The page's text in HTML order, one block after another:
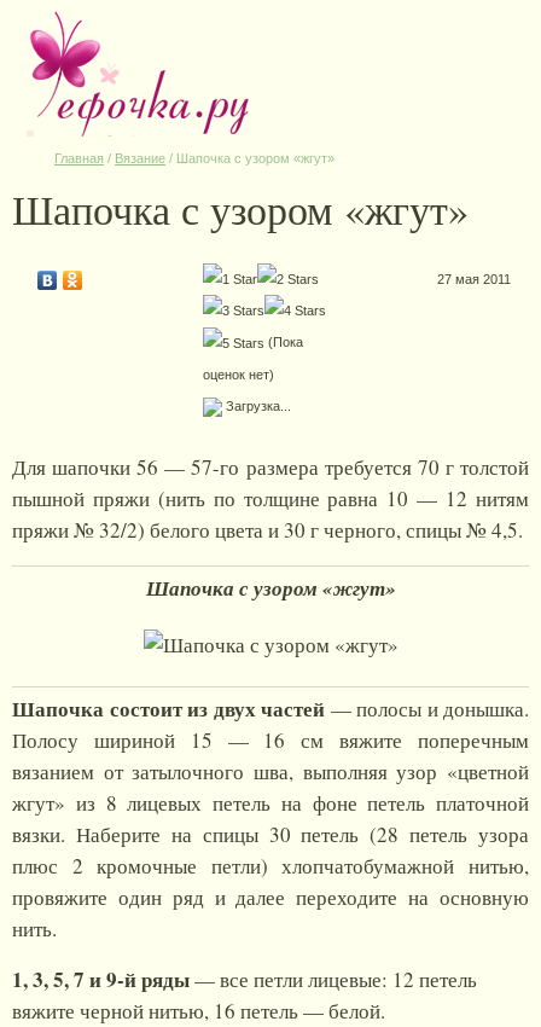
Главная / Вязание / Шапочка с узором «жгут»
Шапочка с узором «жгут»
(Пока
оценок нет)
Загрузка...
27 мая 2011
Для шапочки 56 — 57-го размера требуется 70 г толстой
пышной пряжи (нить по толщине равна 10 — 12 нитям
пряжи № 32/2) белого цвета и 30 г черного, спицы № 4,5.
Шапочка с узором «жгут»
Шапочка состоит из двух частей — полосы и донышка.
Полосу шириной 15 — 16 см вяжите поперечным
вязанием от затылочного шва, выполняя узор «цветной
жгут» из 8 лицевых петель на фоне петель платочной
вязки. Наберите на спицы 30 петель (28 петель узора
плюс 2 кромочные петли) хлопчатобумажной нитью,
провяжите один ряд и далее переходите на основную
нить.
1, 3, 5, 7 и 9-й ряды— все петли лицевые: 12 петель
вяжите черной нитью, 16 петель — белой.